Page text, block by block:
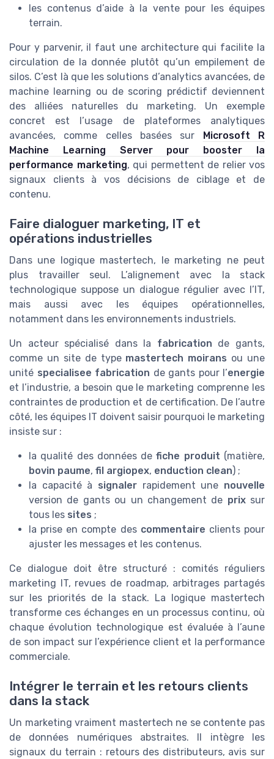
les contenus d’aide à la vente pour les équipes
terrain.
Pour y parvenir, il faut une architecture qui facilite la
circulation de la donnée plutôt qu’un empilement de
silos. C’est là que les solutions d’analytics avancées, de
machine learning ou de scoring prédictif deviennent
des alliées naturelles du marketing. Un exemple
concret est l’usage de plateformes analytiques
avancées, comme celles basées sur Microsoft R
Machine Learning Server pour booster la
performance marketing, qui permettent de relier vos
signaux clients à vos décisions de ciblage et de
contenu.
Faire dialoguer marketing, IT et
opérations industrielles
Dans une logique mastertech, le marketing ne peut
plus travailler seul. L’alignement avec la stack
technologique suppose un dialogue régulier avec l’IT,
mais aussi avec les équipes opérationnelles,
notamment dans les environnements industriels.
Un acteur spécialisé dans la fabrication de gants,
comme un site de type mastertech moirans ou une
unité specialisee fabrication de gants pour l’energie
et l’industrie, a besoin que le marketing comprenne les
contraintes de production et de certification. De l’autre
côté, les équipes IT doivent saisir pourquoi le marketing
insiste sur :
la qualité des données defiche produit (matière,
bovin paume, fil argiopex, enduction clean) ;
la capacité à signaler rapidement une nouvelle
version de gants ou un changement de prixsur
tous les sites ;
la prise en compte des commentaire clients pour
ajuster les messages et les contenus.
Ce dialogue doit être structuré : comités réguliers
marketing IT, revues de roadmap, arbitrages partagés
sur les priorités de la stack. La logique mastertech
transforme ces échanges en un processus continu, où
chaque évolution technologique est évaluée à l’aune
de son impact sur l’expérience client et la performance
commerciale.
Intégrer le terrain et les retours clients
dans la stack
Un marketing vraiment mastertech ne se contente pas
de données numériques abstraites. Il intègre les
signaux du terrain : retours des distributeurs, avis sur